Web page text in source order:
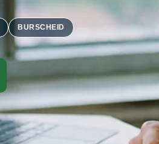
BURSCHEID